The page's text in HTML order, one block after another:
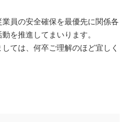
員の安全確保を最優先に関係各
を推進してまいります。
ては、何卒ご理解のほど宜しく